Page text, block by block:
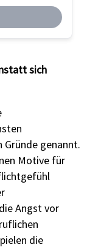
sich
genannt.
Motive für
Angst vor
die